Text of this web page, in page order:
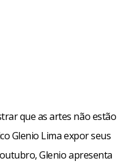
que as artes não estão
Glenio Lima expor seus
Glenio apresenta